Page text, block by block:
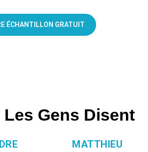
ÉCHANTILLON GRATUIT
Les Gens Disent
MATTHIEU